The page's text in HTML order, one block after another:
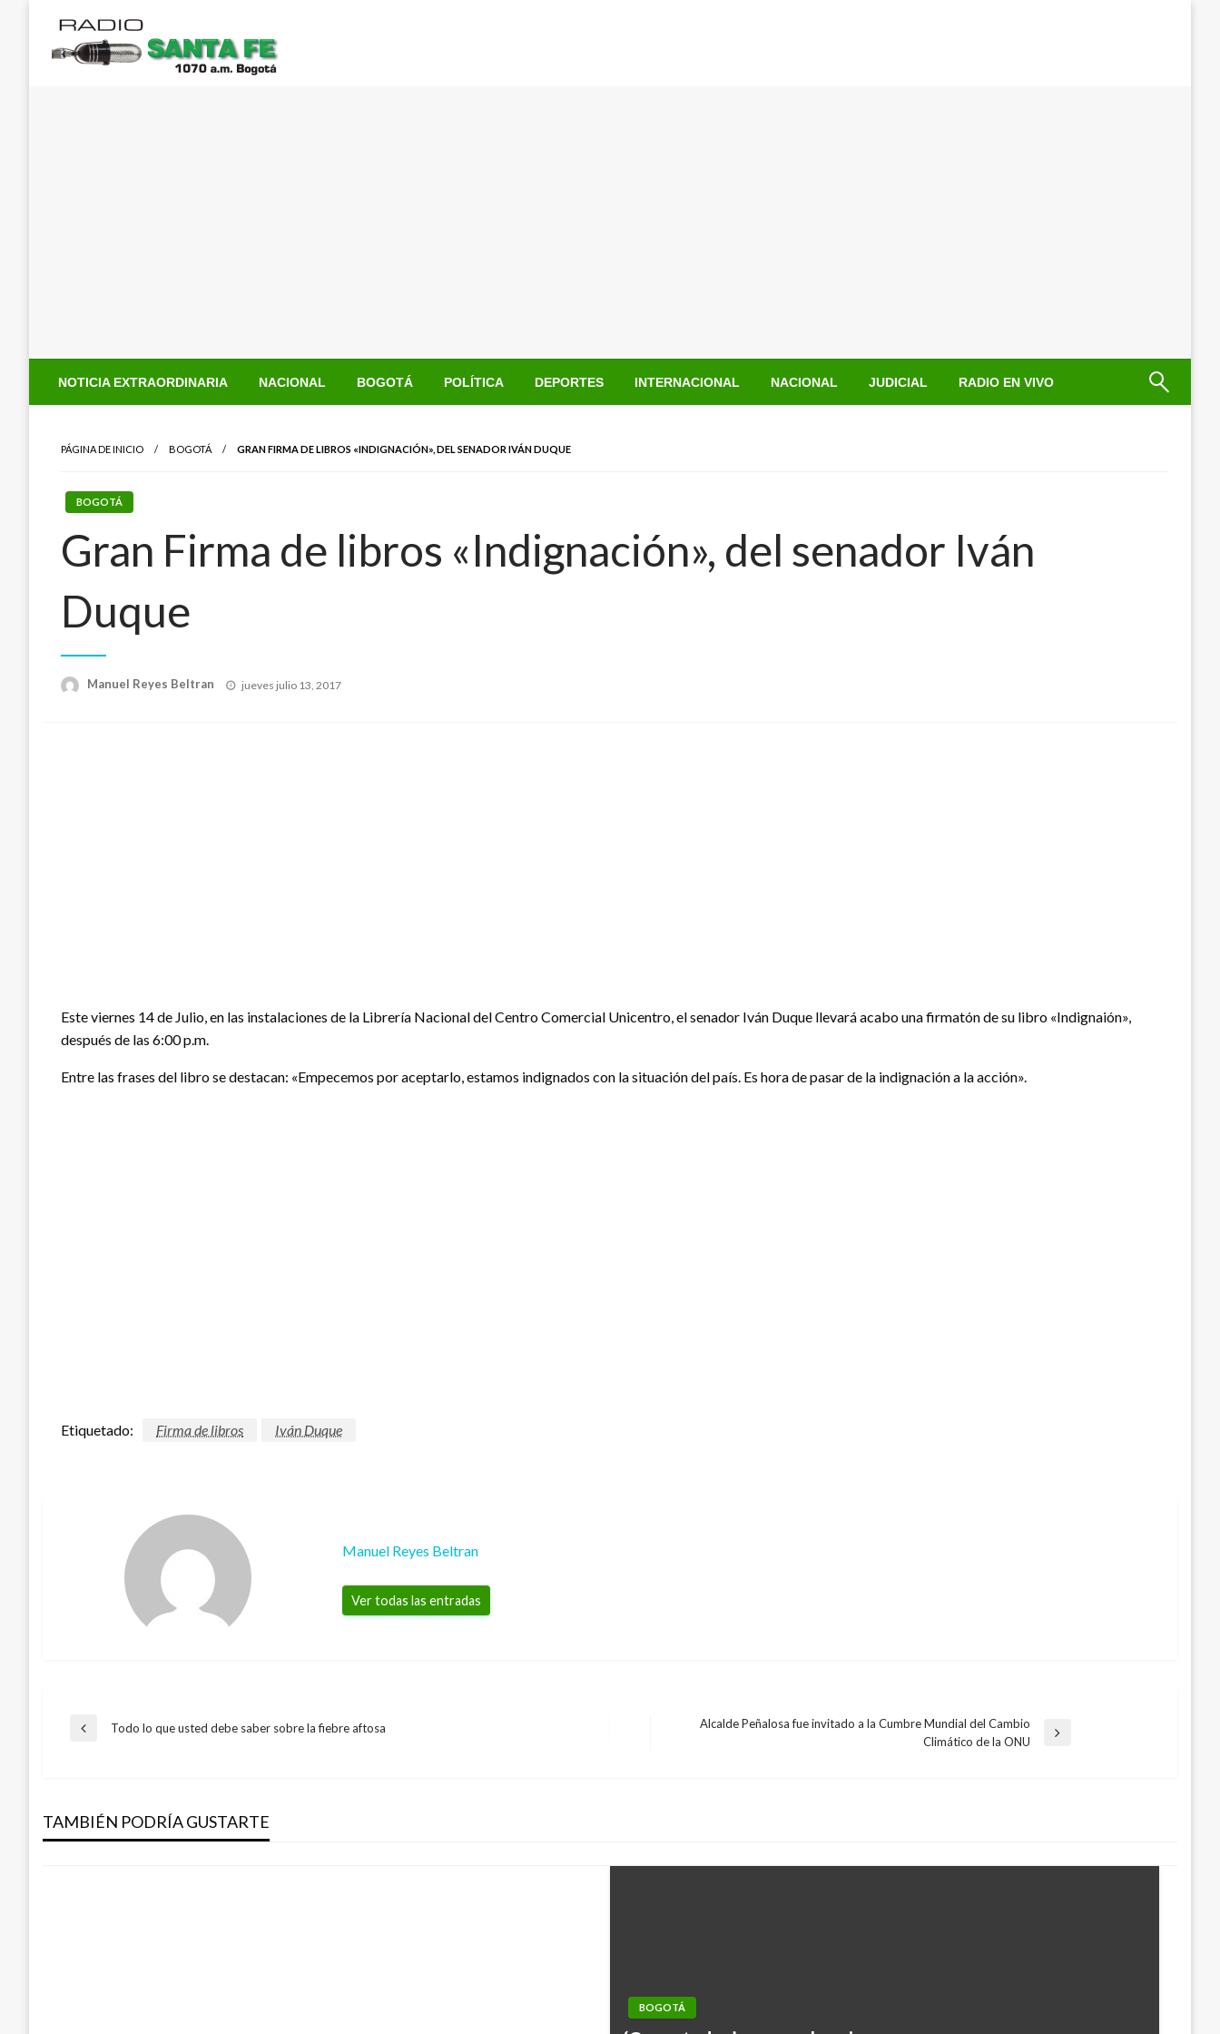
contenido
NOTICIA EXTRAORDINARIA NACIONAL BOGOTÁ POLÍTICA DEPORTES INTERNACIONAL NACIONAL JUDICIAL RADIO EN VIVO
PÁGINA DE INICIO BOGOTÁ GRAN FIRMA DE LIBROS «INDIGNACIÓN», DEL SENADOR IVÁN DUQUE
BOGOTÁ
Gran Firma de libros «Indignación», del senador Iván
Duque
Manuel Reyes Beltran
Publicado
jueves julio 13, 2017
Este viernes 14 de Julio, en las instalaciones de la Librería Nacional del Centro Comercial Unicentro, el senador Iván Duque llevará acabo una firmatón de su libro «Indignaión»,
después de las 6:00 p.m.
Entre las frases del libro se destacan: «Empecemos por aceptarlo, estamos indignados con la situación del país. Es hora de pasar de la indignación a la acción».
Etiquetado: Firma de libros Iván Duque
Manuel Reyes Beltran
Ver todas las entradas
Navegación
entradas
Entrada
Todo lo que usted debe saber sobre la fiebre aftosa
Alcalde Peñalosa fue invitado a la Cumbre Mundial del Cambio
Climático de la ONU
TAMBIÉN PODRÍA GUSTARTE
borracho: Policía
Andres Felipe Gama viernes diciembre 16, 2016
BOGOTÁ